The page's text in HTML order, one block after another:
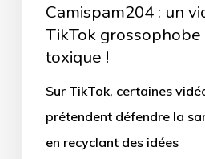
Camispam204 : un
TikTok
toxique !
Sur TikTok, certaines
prétendent défendre la
en recyclant des idées